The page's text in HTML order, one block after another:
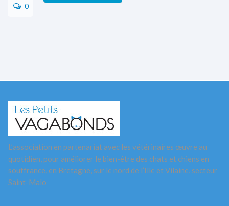
0
L’association en partenariat avec les vétérinaires œuvre au
quotidien, pour améliorer le bien-être des chats et chiens en
souffrance, en Bretagne, sur le nord de l’Ille et Vilaine, secteur
Saint-Malo